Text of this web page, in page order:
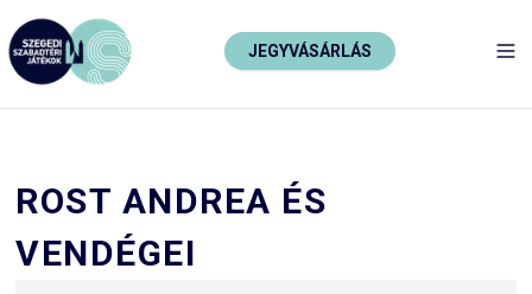
JEGYVÁSÁRLÁS
ROST ANDREA ÉS
VENDÉGEI